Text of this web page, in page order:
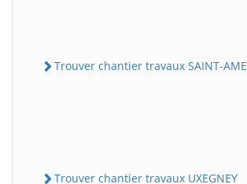
Trouver chantier travaux SAINT-AME
Trouver chantier travaux UXEGNEY